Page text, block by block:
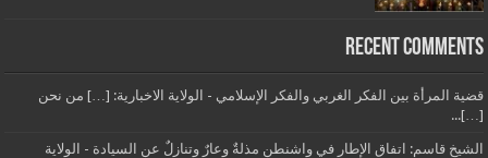
Recent Comments
قضية المرأة بين الفكر الغربي والفكر الإسلامي - الولاية الاخبارية: […] من نحن
[…]...
الشيخ قاسم: اتفاق الإطار في واشنطن مذلةٌ وعارٌ وتنازلٌ عن السيادة - الولاية